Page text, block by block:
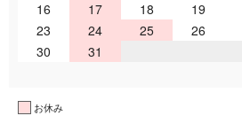
16
17 18 19
23
24 25 26
30
31
お休み